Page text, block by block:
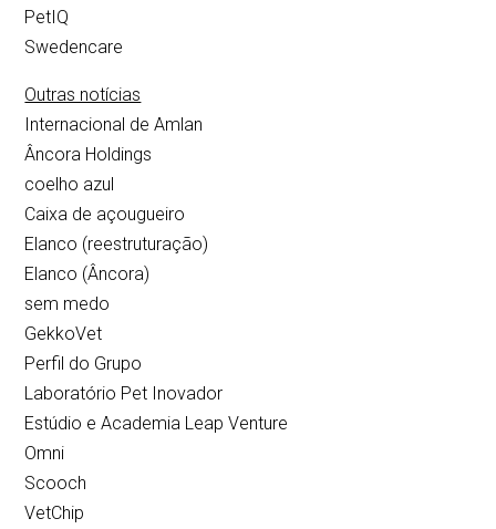
PetIQ
Swedencare
Outras notícias
Internacional de Amlan
Âncora Holdings
coelho azul
Caixa de açougueiro
Elanco (reestruturação)
Elanco (Âncora)
sem medo
GekkoVet
Perfil do Grupo
Laboratório Pet Inovador
Estúdio e Academia Leap Venture
Omni
Scooch
VetChip